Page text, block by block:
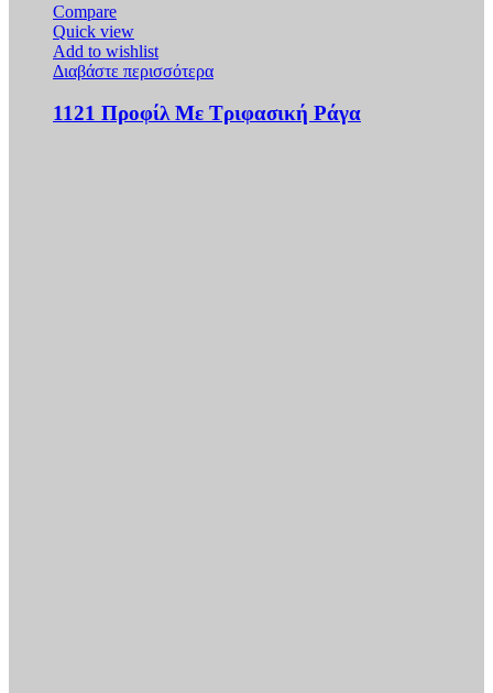
Compare
Quick view
Add to wishlist
Διαβάστε περισσότερα
1121 Προφίλ Με Τριφασική Ράγα